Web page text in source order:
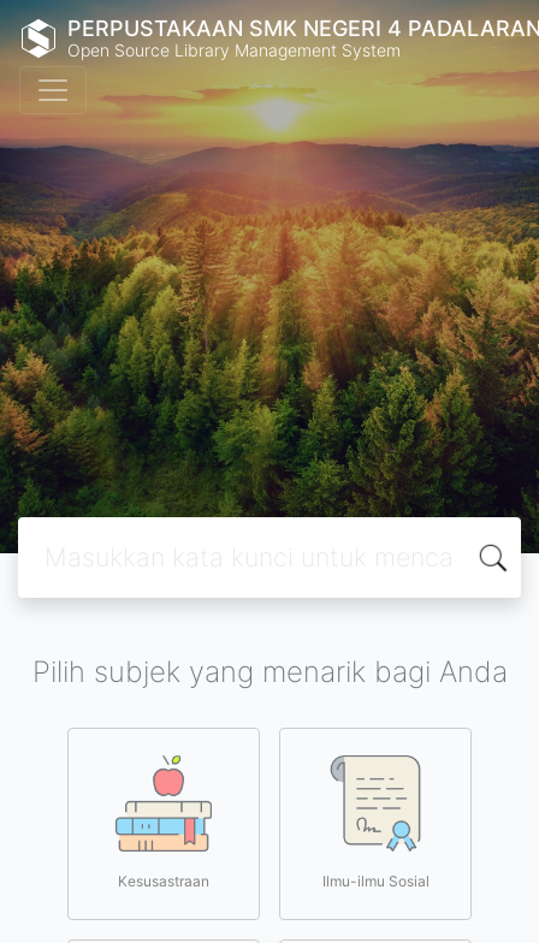
PERPUSTAKAAN SMK NEGERI 4
Open Source Library Management System
Pilih subjek yang menarik bagi Anda
Kesusastraan Ilmu-ilmu Sosial